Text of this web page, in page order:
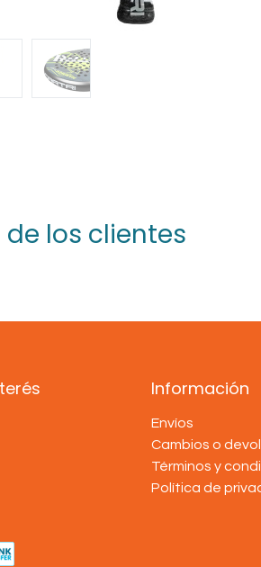
de los clientes
Información
Envíos
Cambios o
Términos y
Política de